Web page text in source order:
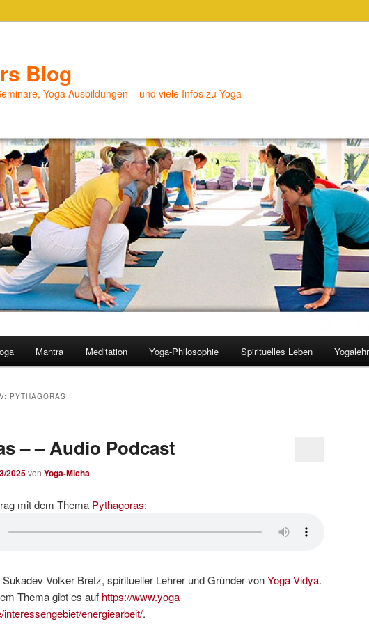
Blog
Yoga Ausbildungen – und viele Infos zu Yoga
Mantra Meditation Yoga-Philosophie Spirituelles Leben
PYTHAGORAS
– – Audio Podcast
2025von Yoga-Micha
mit dem Thema Pythagoras:
Volker Bretz, spiritueller Lehrer und Gründer vonYoga Vidya.
Thema gibt es auf https://www.yoga-
energiearbeit/.